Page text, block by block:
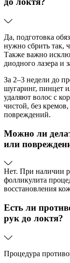
Да, подготовка
нужно сбрить так,
Также важно
диодного лазера и
За 2–3 недели до
шугаринг, пинцет
удаляют волос с
чистой, без
повреждений.
Можно ли
или
Нет. При наличии
фолликулита
восстановления
Есть ли
рук до локтя?
Процедура